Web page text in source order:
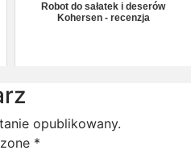
Robot do sałatek i deserów
Kohersen - recenzja
opublikowany.
*